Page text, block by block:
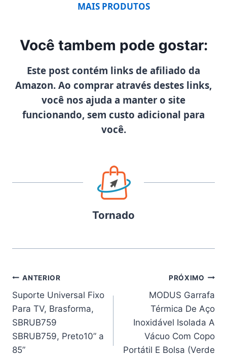
MAIS PRODUTOS
Você tambem pode gostar:
Este post contém links de afiliado da
Amazon. Ao comprar através destes links,
você nos ajuda a manter o site
funcionando, sem custo adicional para
você.
Tornado
Navegação
de
Post
ANTERIOR
Suporte Universal Fixo
Para TV, Brasforma,
SBRUB759
SBRUB759, Preto10” a
85”
PRÓXIMO
MODUS Garrafa
Térmica De Aço
Inoxidável Isolada A
Vácuo Com Copo
Portátil E Bolsa (Verde